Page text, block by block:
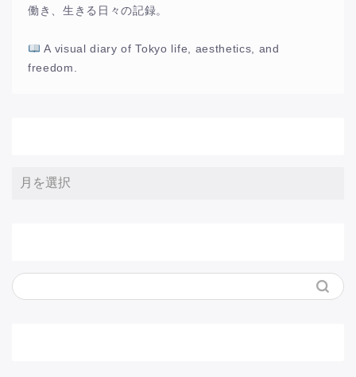
働き、生きる日々の記録。
A visual diary of Tokyo life, aesthetics, and
freedom.